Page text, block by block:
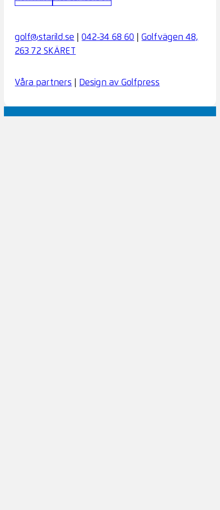
golf@starild.se |042-34 68 60 |Golfvägen 48,
263 72 SKÄRET
Våra partners Design av Golfpress